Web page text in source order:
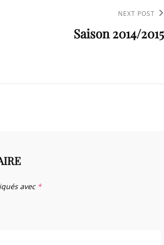
NEXT POST
Saison 2014/2015
avec *